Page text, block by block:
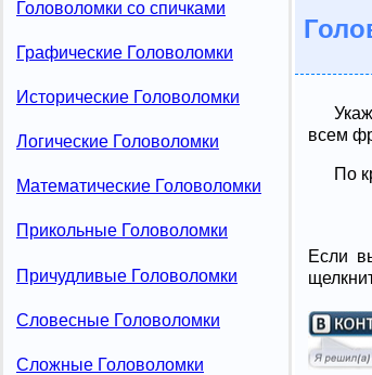
Головоломки со спичками
Графические Головоломки
Исторические Головоломки
Логические Головоломки
Математические Головоломки
Прикольные Головоломки
Причудливые Головоломки
Словесные Головоломки
Сложные Головоломки
всем
По
Если